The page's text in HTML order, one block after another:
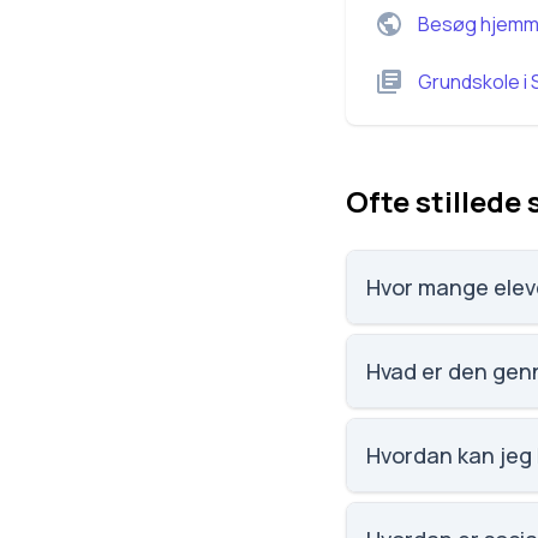
Besøg
Grundskolei
Ofte stillede
Hvor mange
Skanderborg
Hvad er den
Hvordan kan
Email: